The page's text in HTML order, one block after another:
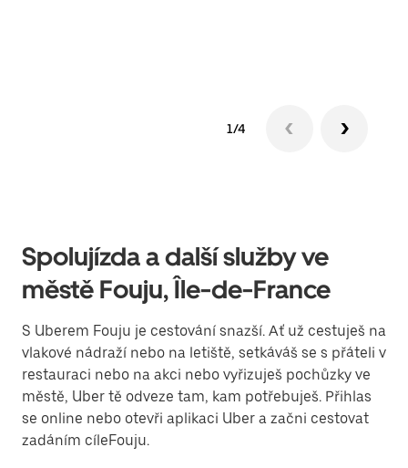
1/4
Spolujízda a další služby ve
městě Fouju, Île-de-France
S Uberem Fouju je cestování snazší. Ať už cestuješ na
vlakové nádraží nebo na letiště, setkáváš se s přáteli v
restauraci nebo na akci nebo vyřizuješ pochůzky ve
městě, Uber tě odveze tam, kam potřebuješ. Přihlas
se online nebo otevři aplikaci Uber a začni cestovat
zadáním cíleFouju.